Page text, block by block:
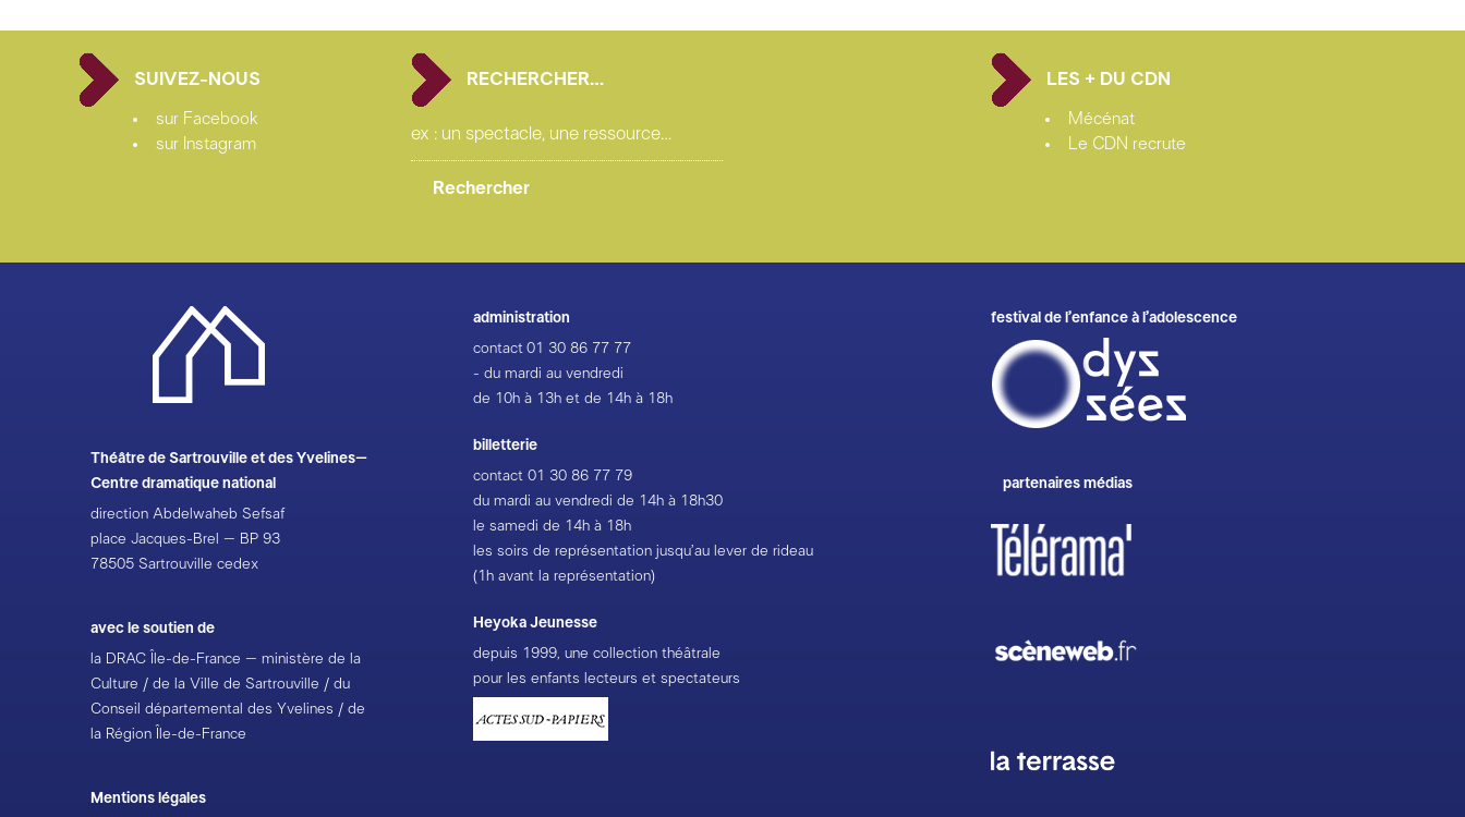
SUIVEZ-NOUS
sur Facebook
sur Instagram
RECHERCHER… LES + DU CDN
Mécénat
Le CDN recrute
Théâtre de Sartrouville et des Yvelines–
Centre dramatique national
direction Abdelwaheb Sefsaf
place Jacques-Brel – BP 93
78505 Sartrouville cedex
avec le soutien de
la DRAC Île-de-France – ministère de la
Culture / de la Ville de Sartrouville / du
Conseil départemental des Yvelines / de
la Région Île-de-France
Mentions légales
administration
contact01 30 86 77 77
- du mardi au vendredi
de 10h à 13h et de 14h à 18h
billetterie
contact01 30 86 77 79
du mardi au vendredi de 14h à 18h30
le samedi de 14h à 18h
les soirs de représentation jusqu’au lever de rideau
(1h avant la représentation)
Heyoka Jeunesse
depuis 1999, une collection théâtrale
pour les enfants lecteurs et spectateurs
festival de l’enfance à l’adolescence
partenaires médias